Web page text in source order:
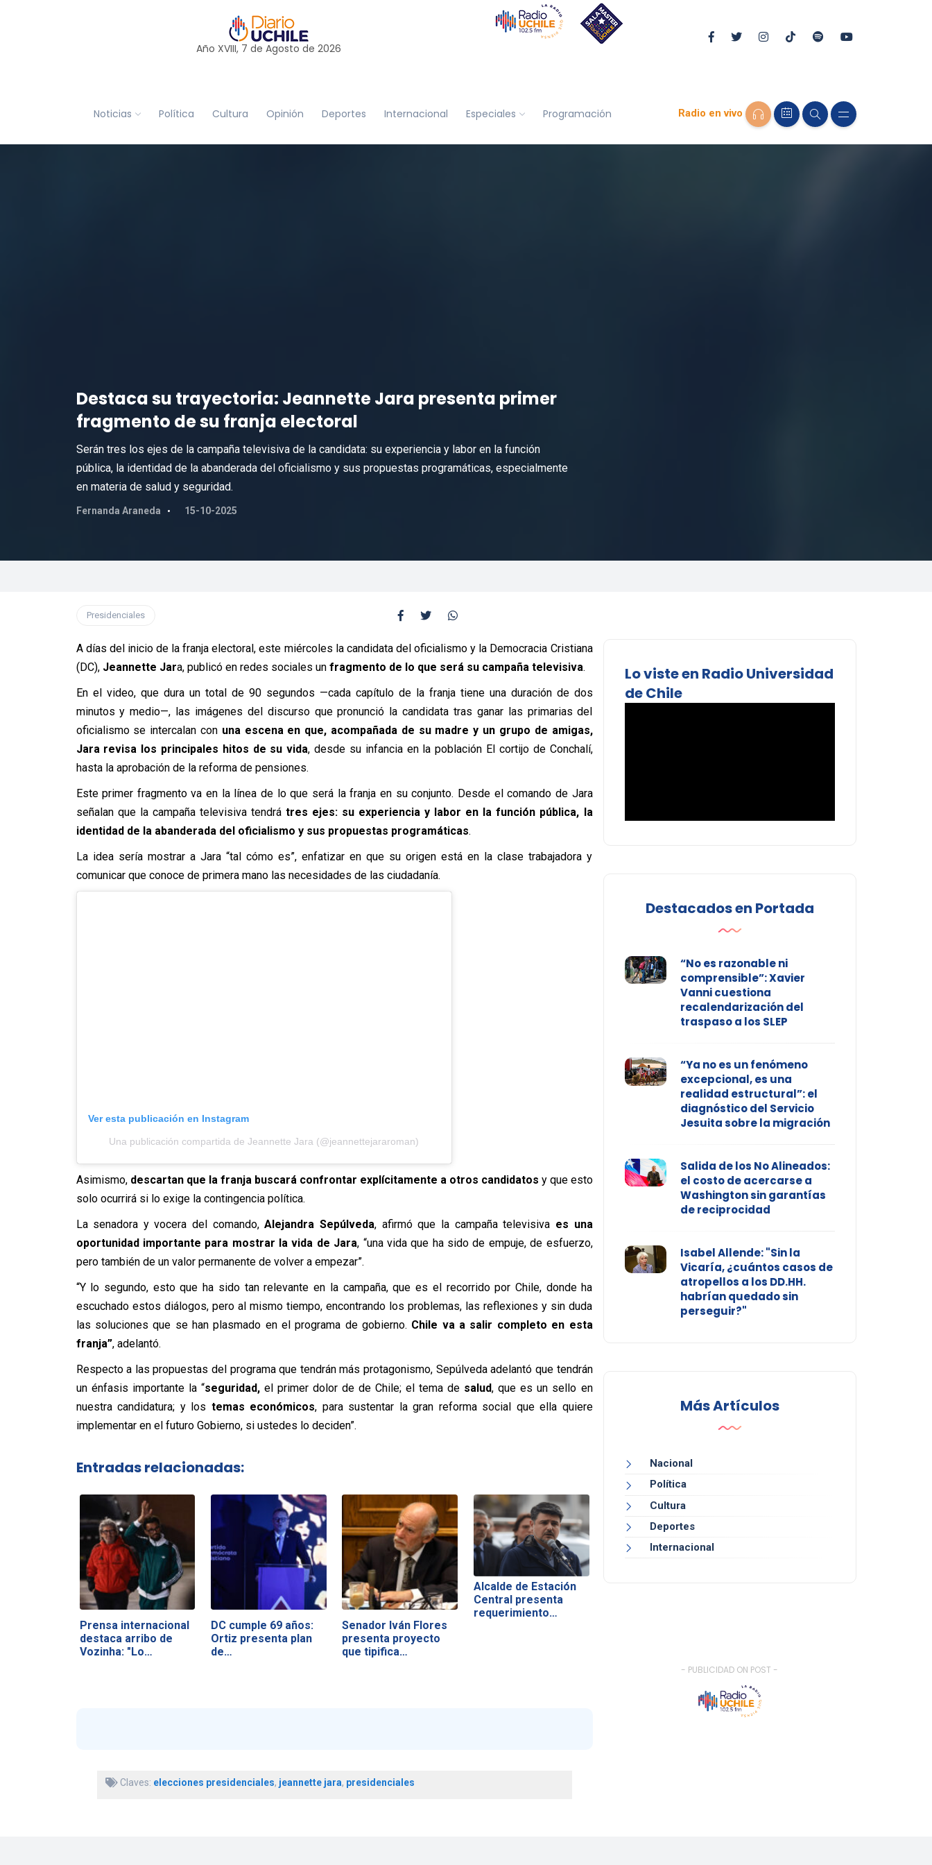
Año XVIII, 7 de Agosto de 2026
Noticias Política Cultura Opinión Deportes Internacional Especiales Programación Radio en vivo
Destaca su trayectoria: Jeannette Jara presenta primer
fragmento de su franja electoral
Serán tres los ejes de la campaña televisiva de la candidata: su experiencia y labor en la función
pública, la identidad de la abanderada del oficialismo y sus propuestas programáticas, especialmente
en materia de salud y seguridad.
Fernanda Araneda 15-10-2025
Presidenciales
A días del inicio de la franja electoral, este miércoles la candidata del oficialismo y la Democracia Cristiana
(DC), Jeannette Jara, publicó en redes sociales unfragmento de lo que será su campaña televisiva.
En el video, que dura un total de 90 segundos —cada capítulo de la franja tiene una duración de dos
minutos y medio—, las imágenes del discurso que pronunció la candidata tras ganar las primarias del
oficialismo se intercalan con una escena en que, acompañada de su madre y un grupo de amigas,
Jara revisa los principales hitos de su vida, desde su infancia en la población El cortijo de Conchalí,
hasta la aprobación de la reforma de pensiones.
Este primer fragmento va en la línea de lo que será la franja en su conjunto. Desde el comando de Jara
señalan que la campaña televisiva tendrátres ejes: su experiencia y labor en la función pública, la
identidad de la abanderada del oficialismo y sus propuestas programáticas.
La idea sería mostrar a Jara “tal cómo es”, enfatizar en que su origen está en la clase trabajadora y
comunicar que conoce de primera mano las necesidades de las ciudadanía.
Ver esta publicación en Instagram
Una publicación compartida de Jeannette Jara (@jeannettejararoman)
Asimismo, descartanque la franja buscará confrontar explícitamente a otros candidatos y que esto
solo ocurrirá si lo exige la contingencia política.
La senadora y vocera del comando,Alejandra Sepúlveda, afirmóque la campaña televisiva es una
oportunidad importante para mostrar la vida de Jara, “una vida que ha sido de empuje, de esfuerzo,
pero también de un valor permanente de volver a empezar”.
“Y lo segundo, esto que ha sido tan relevante en la campaña, que es el recorrido por Chile, donde ha
escuchado estos diálogos, pero al mismo tiempo, encontrando los problemas, las reflexiones y sin duda
las soluciones que se han plasmado en el programa de gobierno. Chile va a salir completo en esta
franja”, adelantó.
Respecto a las propuestas del programa que tendrán más protagonismo, Sepúlveda adelantó que tendrán
un énfasis importante la “seguridad,el primer dolor de de Chile; el tema de salud, que es un sello en
nuestra candidatura; y los temas económicos, para sustentar la gran reforma social que ella quiere
implementar en el futuro Gobierno, si ustedes lo deciden”.
Entradas relacionadas:
Prensa internacional
destaca arribo de
Vozinha: "Lo…
DC cumple 69 años:
Ortiz presenta plan
de…
Senador Iván Flores
presenta proyecto
que tipifica…
Alcalde de Estación
Central presenta
requerimiento…
Claves: elecciones presidenciales, jeannette jara, presidenciales
Lo viste en Radio Universidad
de Chile
Destacados en Portada
“No es razonable ni
comprensible”: Xavier
Vanni cuestiona
recalendarización del
traspaso a los SLEP
“Ya no es un fenómeno
excepcional, es una
realidad estructural”: el
diagnóstico del Servicio
Jesuita sobre la migración
Salida de los No Alineados:
el costo de acercarse a
Washington sin garantías
de reciprocidad
Isabel Allende: "Sin la
Vicaría, ¿cuántos casos de
atropellos a los DD.HH.
habrían quedado sin
perseguir?"
Más Artículos
Nacional
Política
Cultura
Deportes
Internacional
- PUBLICIDAD ON POST -